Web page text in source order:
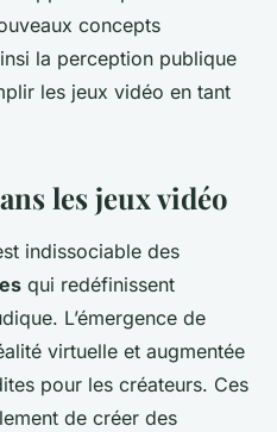
concepts
la perception publique
les jeux vidéo en tant
les jeux vidéo
indissociable des
qui redéfinissent
L’émergence de
virtuelle et augmentée
pour les créateurs. Ces
de créer des